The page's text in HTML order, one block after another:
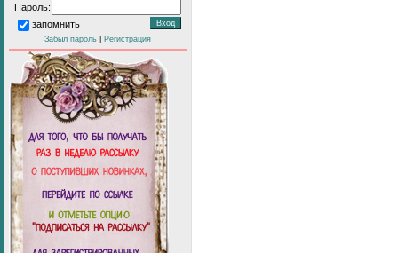
Пароль:
запомнить
Забыл пароль Регистрация